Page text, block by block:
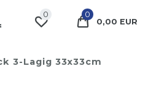
0
0
0,00 EUR
3-Lagig 33x33cm